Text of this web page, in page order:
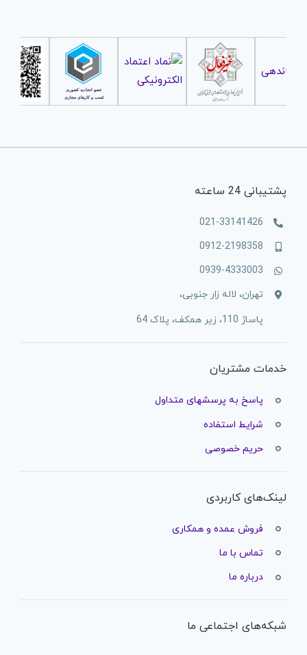
پشتیبانی 24 ساعته
021-33141426
0912-2198358
0939-4333003
تهران، لاله زار جنوبی،
پاساژ 110، زیر همکف، پلاک 64
خدمات مشتریان
پاسخ به پرسشهای متداول
شرایط استفاده
حریم خصوصی
لینک‌های کاربردی
فروش عمده و همکاری
تماس با ما
درباره ما
شبکه‌های اجتماعی ما